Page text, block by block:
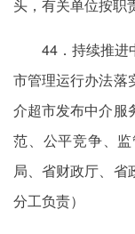
头，有关单位按职
44．持续推进
市管理运行办法落
介超市发布中介服
范、公平竞争、
局、省财政厅、省
分工负责）